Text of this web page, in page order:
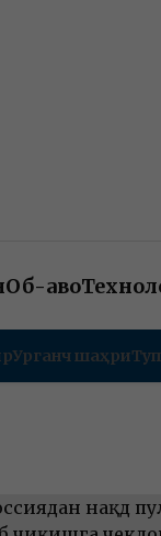
Об-ҳаво
Урганч шаҳри